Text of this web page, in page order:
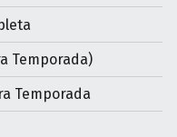
Temporada)
Temporada